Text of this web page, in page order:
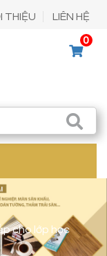
THIỆU LIÊN HỆ
0
cho lớp học